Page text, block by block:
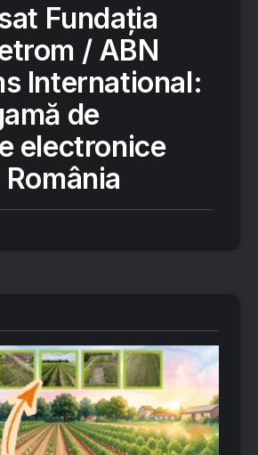
Fundația
/ ABN
International:
de
electronice